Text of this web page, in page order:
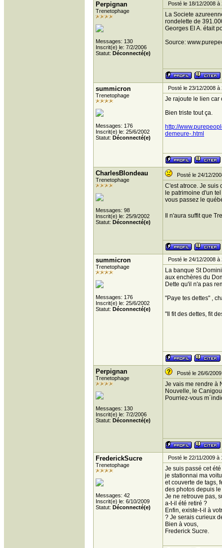
Perpignan
Trenetophage
Messages: 130
Inscrit(e) le: 7/2/2006
Statut: Déconnecté(e)
Posté le 18/12/2008 à
La Societe
rondelette de
Georges El A. était
Source:
summicron
Trenetophage
Messages: 176
Inscrit(e) le: 25/6/2002
Statut: Déconnecté(e)
Posté le 23/12/2008 à
Je rajoute le lien car
Bien triste tout ça.
http://
demeure-.html
CharlesBlondeau
Trenetophage
Messages: 98
Inscrit(e) le: 25/9/2002
Statut: Déconnecté(e)
Posté le 24/12/
C'est atroce. Je suis
le patrimoine d'un
vous passez le
Il n'aura suffit que
summicron
Trenetophage
Messages: 176
Inscrit(e) le: 25/6/2002
Statut: Déconnecté(e)
Posté le 24/12/2008 à
La banque St
aux enchères du
Dette qu'il n'a pas
"Paye tes dettes" ,
"Il fit des dettes, fit
Perpignan
Trenetophage
Messages: 130
Inscrit(e) le: 7/2/2006
Statut: Déconnecté(e)
Posté le 26/6/
Je vais me rendre à
Nouvelle, le
Pourriez-vous
FrederickSucre
Trenetophage
Messages: 42
Inscrit(e) le: 6/10/2009
Statut: Déconnecté(e)
Posté le 22/11/2009 à
Je suis passé cet
je stationnai ma
et couverte de tags,
des photos depuis
Je ne retrouve pas,
a-t-il été retiré ?
Enfin, existe-t-il à
? Je serais curieux
Bien à vous,
Frederick Sucre.